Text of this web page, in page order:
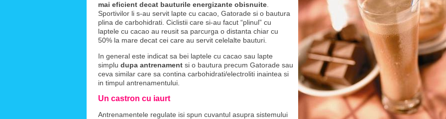
mai eficient decat bauturile energizante obisnuite
Sportivilor li s-au servit lapte cu cacao, Gatorade si o bautura
plina de carbohidrati. Ciclistii care si-au facut “plinul” cu
laptele cu cacao au reusit sa parcurga o distanta chiar cu
50% la mare decat cei care au servit celelalte bauturi.
In general este indicat sa bei laptele cu cacao sau lapte
simplu dupa antrenament si o bautura precum Gatorade sau
ceva similar care sa contina carbohidrati/electroliti inaintea si
in timpul antrenamentului.
Un castron cu iaurt
Antrenamentele regulate isi spun cuvantul asupra sistemului